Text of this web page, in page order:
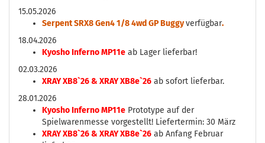
15.05.2026
Serpent SRX8 Gen4 1/8 4wd GP Buggyverfügbar.
18.04.2026
Kyosho Inferno MP11e ab Lager lieferbar!
02.03.2026
XRAY XB8`26 & XRAY XB8e`26 ab sofort lieferbar.
28.01.2026
Kyosho Inferno MP11e Prototype auf der
Spielwarenmesse vorgestellt! Liefertermin: 30 März
XRAY XB8`26 & XRAY XB8e`26 ab Anfang Februar